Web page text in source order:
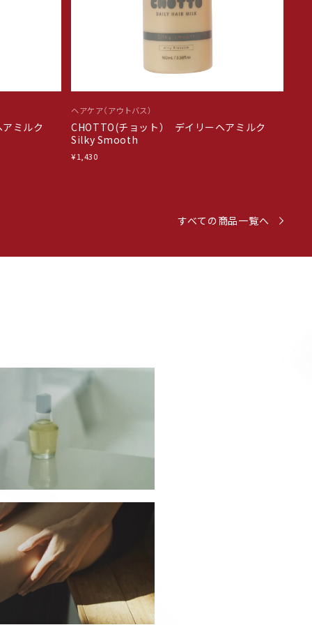
アミルク
ヘアケア（アウトバス）
CHOTTO(チョット） デイリーヘアミルク
Silky Smooth
¥1,430
すべての商品一覧へ